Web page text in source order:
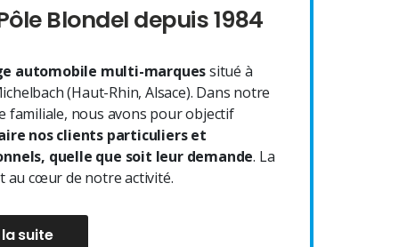
Blondel depuis 1984
automobile multi-marquessitué à
(Haut-Rhin, Alsace). Dans notre
familiale, nous avons pour objectif
nos clients particuliers et
quelle que soit leur demande. La
au cœur de notre activité.
suite